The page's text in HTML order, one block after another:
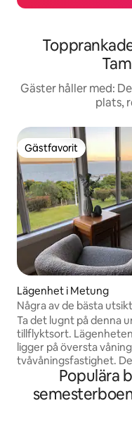
Gäster håller med:
plats,
Gästfavorit
Gästfavorit
Lägenhet i Metung
Några av de bästa
Ta det lugnt på denna
tillflyktsort.
ligger på översta
tvåvåningsfastighet.
gatunivå som inte
Från det ögonblick
till de underbara
Populära